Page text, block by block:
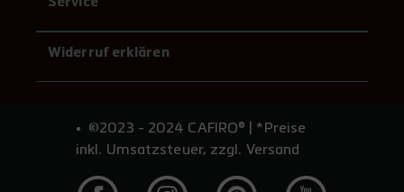
Widerruf erklären
©2023 - 2024 CAFIRO® | *Preise
inkl. Umsatzsteuer, zzgl. Versand